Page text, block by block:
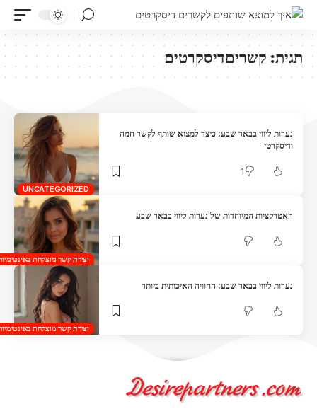
תגית:קשריםדיסקרטים
UNCATEGORIZED
נערות ליווי בבאר שבע: כיצד למצוא שותף לקשר חמה
ודיסקרטי
1
יצירת קשר מוצלחת באינטימיות
האטרקציות המיוחדות של נערות ליווי בבאר שבע
יצירת קשר מוצלחת באינטימיות
נערות ליווי בבאר שבע: החוויה האיכותית ביותר